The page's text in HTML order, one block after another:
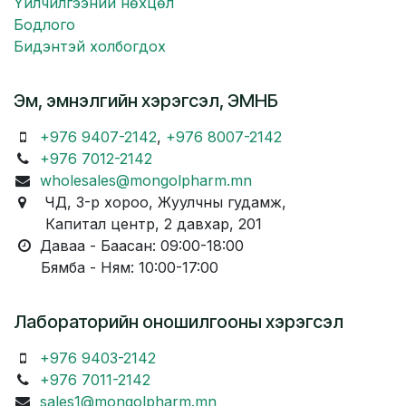
Бодлого
Бидэнтэй холбогдох
Эм, эмнэлгийн хэрэгсэл, ЭМНБ
+976 9407-2142, +976 8007-2142
+976 7012-2142
wholesales@mongolpharm.mn
ЧД, 3-р хороо, Жуулчны гудамж,
Капитал центр, 2 давхар, 201
Даваа - Баасан: 09:00-18:00
Бямба - Ням: 10:00-17:00
Лабораторийн оношилгооны хэрэгсэл
+976 9403-2142
+976 7011-2142
sales1@mongolpharm.mn